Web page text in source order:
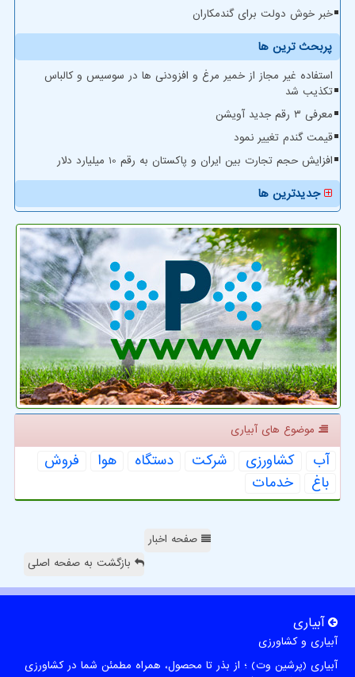
خبر خوش دولت برای گندمکاران
پربحث ترین ها
استفاده غیر مجاز از خمیر مرغ و افزودنی ها در سوسیس و کالباس
تکذیب شد
معرفی ۳ رقم جدید آویشن
قیمت گندم تغییر نمود
افزایش حجم تجارت بین ایران و پاکستان به رقم 10 میلیارد دلار
جدیدترین ها
موضوع های آبیاری
آب كشاورزی شركت دستگاه هوا
فروش
باغ
خدمات
صفحه اخبار
بازگشت به صفحه اصلی
آبیاری
آبیاری و کشاورزی
آبیاری (پرشین وت) ؛ از بذر تا محصول، همراه مطمئن شما در کشاورزی